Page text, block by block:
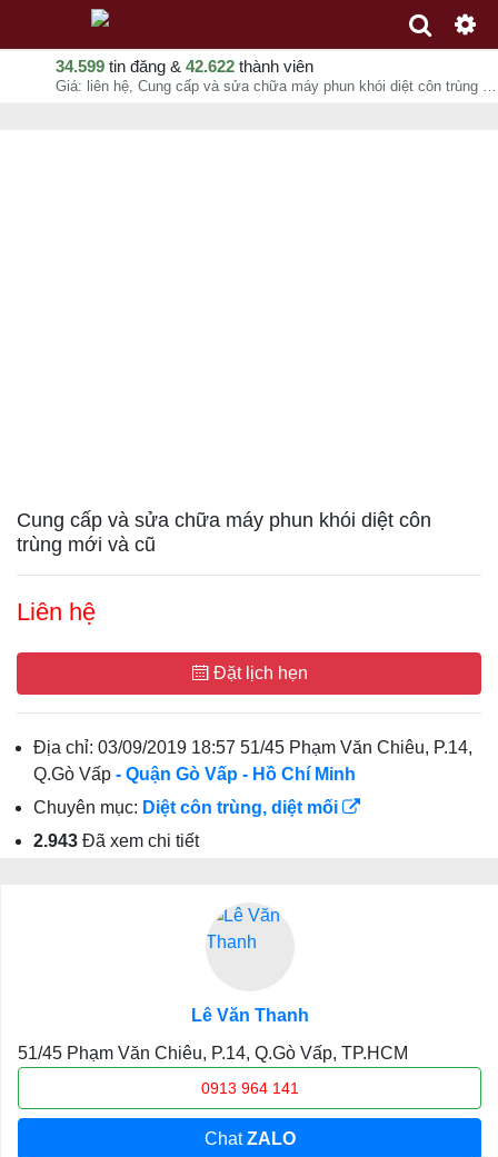
34.599 tin đăng & 42.622 thành viên
Giá: liên hệ, Cung cấp và sửa chữa máy phun khói diệt côn trùng mới và cũ, Lê Văn Thanh, chuyên mục Diệt côn trùng, diệt mối tại Quận Gò Vấp - Hồ Chí Minh - 09-08-2026 13:59:40
Cung cấp và sửa chữa máy phun khói diệt côn
trùng mới và cũ
Liên hệ
Đặt lịch hẹn
Địa chỉ: 03/09/2019 18:57 51/45 Phạm Văn Chiêu, P.14,
Q.Gò Vấp - Quận Gò Vấp - Hồ Chí Minh
Chuyên mục: Diệt côn trùng, diệt mối
2.943 Đã xem chi tiết
Lê Văn Thanh
51/45 Phạm Văn Chiêu, P.14, Q.Gò Vấp, TP.HCM
0913 964 141
ChatZALO